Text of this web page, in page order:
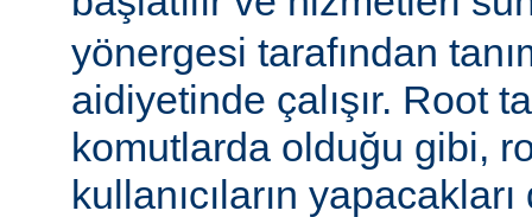
yönergesi tarafından
aidiyetinde çalışır. Root
komutlarda olduğu gibi,
kullanıcıların